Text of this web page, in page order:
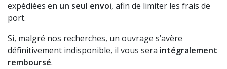
expédiées en un seul envoi, afin de limiter les frais de
port.
Si, malgré nos recherches, un ouvrage s’avère
définitivement indisponible, il vous sera intégralement
remboursé.